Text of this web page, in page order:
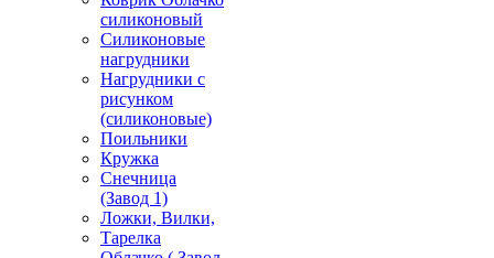
силиконовый
Силиконовые
нагрудники
Нагрудники с
рисунком
(силиконовые)
Поильники
Кружка
Снечница
(Завод 1)
Ложки, Вилки,
Тарелка